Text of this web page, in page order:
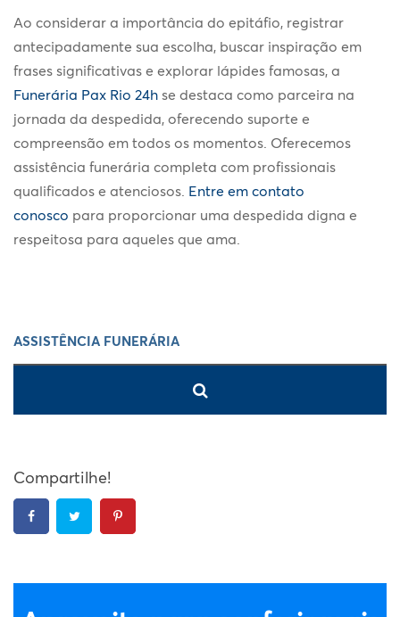
Ao considerar a importância do epitáfio, registrar
antecipadamente sua escolha, buscar inspiração em
frases significativas e explorar lápides famosas, a
Funerária Pax Rio 24h se destaca como parceira na
jornada da despedida, oferecendo suporte e
compreensão em todos os momentos. Oferecemos
assistência funerária completa com profissionais
qualificados e atenciosos. Entre em contato
conosco para proporcionar uma despedida digna e
respeitosa para aqueles que ama.
Compartilhe!